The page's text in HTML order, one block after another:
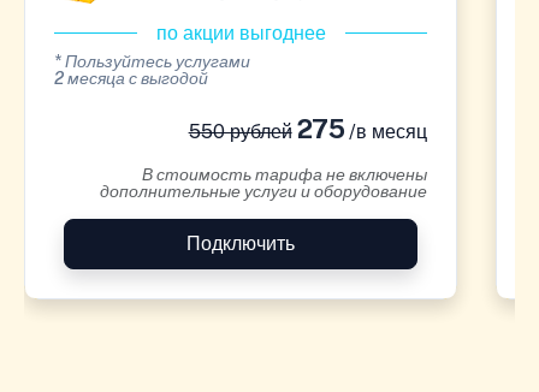
по акции выгоднее
* Пользуйтесь услугами
2 месяца с выгодой
550 рублей275 /в месяц
В стоимость тарифа не включены
дополнительные услуги и оборудование
Подключить